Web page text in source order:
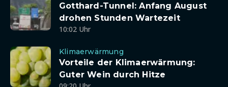
Gotthard-Tunnel: Anfang August
drohen Stunden Wartezeit
10:02 Uhr
Klimaerwärmung
Vorteile der Klimaerwärmung:
Guter Wein durch Hitze